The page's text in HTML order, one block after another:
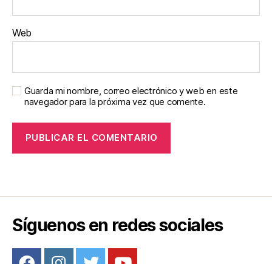
Web
Guarda mi nombre, correo electrónico y web en este
navegador para la próxima vez que comente.
Síguenos en redes sociales